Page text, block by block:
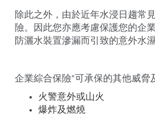
除此之外，由於近年水浸日趨常
險。因此您亦應考慮保護您的企
防灑水裝置滲漏而引致的意外水濕
企業綜合保險*可承保的其他威脅
火警意外或山火
爆炸及燃燒